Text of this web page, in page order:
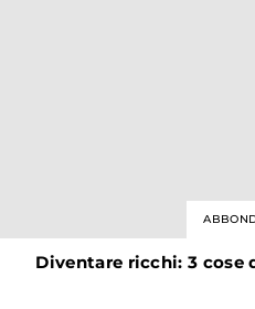
Diventare ricchi: 3